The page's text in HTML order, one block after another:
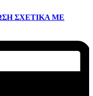
ΣΧΕΤΙΚΆ ΜΕ